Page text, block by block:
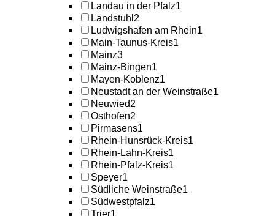
Landau in der Pfalz1
Landstuhl 2
Ludwigshafen am Rhein1
Main-Taunus-Kreis1
Mainz3
Mainz-Bingen1
Mayen-Koblenz1
Neustadt an der Weinstraße1
Neuwied2
Osthofen2
Pirmasens1
Rhein-Hunsrück-Kreis1
Rhein-Lahn-Kreis1
Rhein-Pfalz-Kreis1
Speyer1
Südliche Weinstraße1
Südwestpfalz1
Trier1